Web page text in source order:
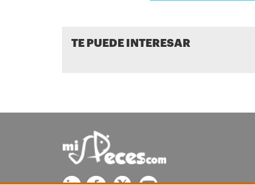
TE PUEDE INTERESAR